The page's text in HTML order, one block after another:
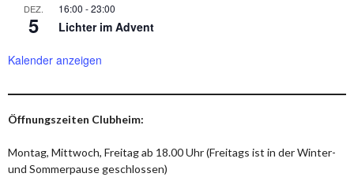
DEZ.
5
16:00 -23:00
Lichter im Advent
Kalender anzeigen
Öffnungszeiten Clubheim:
Montag, Mittwoch, Freitag ab 18.00 Uhr (Freitags ist in der Winter-
und Sommerpause geschlossen)